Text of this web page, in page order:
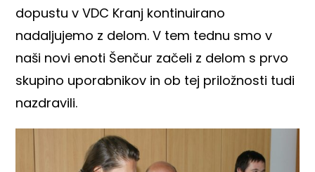
dopustu v VDC Kranj kontinuirano
nadaljujemo z delom. V tem tednu smo v
naši novi enoti Šenčur začeli z delom s prvo
skupino uporabnikov in ob tej priložnosti tudi
nazdravili.